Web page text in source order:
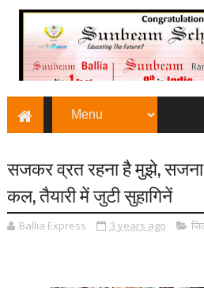
सजकर व्रत रहना है मुझे,
कल, तैयारी में जुटी सुहागिनें
Ballia Express 3 years ago